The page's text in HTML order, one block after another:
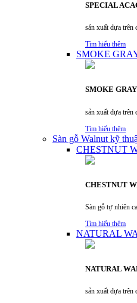
SPECIAL
sản xuất dựa
Tìm hiểu thêm
SMOKE
SMOKE
sản xuất dựa
Tìm hiểu thêm
Sàn gỗ Walnut kỹ
CHESTNUT
CHESTNUT
Sàn gỗ tự nhiên
Tìm hiểu thêm
NATURAL
NATURAL
sản xuất dựa